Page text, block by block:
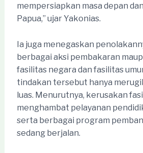
mempersiapkan masa depan
Papua,” ujar Yakonias.
Ia juga menegaskan
berbagai aksi pembakaran
fasilitas negara dan fasilitas
tindakan tersebut hanya
luas. Menurutnya, kerusakan
menghambat pelayanan
serta berbagai program
sedang berjalan.